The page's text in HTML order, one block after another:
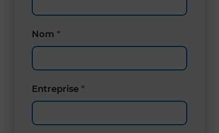
Nom *
Entreprise *